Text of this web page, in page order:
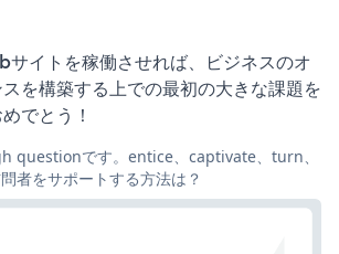
イトを稼働させれば、ビジネスのオ
を構築する上での最初の大きな課題を
でとう！
questionです。entice、captivate、turn、
者をサポートする方法は？